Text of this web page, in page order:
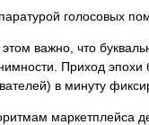
голосовых
важно, что
Приход эпохи
в минуту
маркетплейса